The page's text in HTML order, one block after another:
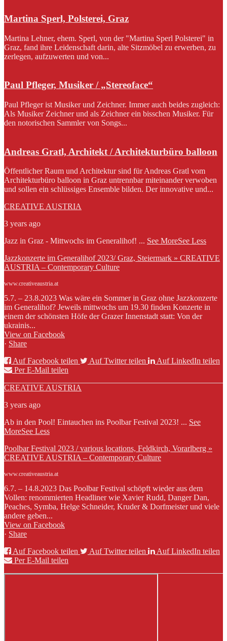
Martina Sperl, Polsterei, Graz
Martina Lehner, ehem. Sperl, von der "Martina Sperl Polsterei" in
Graz, fand ihre Leidenschaft darin, alte Sitzmöbel zu erwerben, zu
zerlegen, aufzuwerten und von...
Paul Pfleger, Musiker / „Stereoface“
Paul Pfleger ist Musiker und Zeichner. Immer auch beides zugleich:
Als Musiker Zeichner und als Zeichner ein bisschen Musiker. Für
den notorischen Sammler von Songs...
Andreas Gratl, Architekt / Architekturbüro balloon
Öffentlicher Raum und Architektur sind für Andreas Gratl vom
Architekturbüro balloon in Graz untrennbar miteinander verwoben
und sollen ein schlüssiges Ensemble bilden. Der innovative und...
CREATIVE AUSTRIA
3 years ago
Jazz in Graz - Mittwochs im Generalihof! ... See MoreSee Less
Jazzkonzerte im Generalihof 2023/ Graz, Steiermark » CREATIVE
AUSTRIA – Contemporary Culture
www.creativeaustria.at
5.7. – 23.8.2023 Was wäre ein Sommer in Graz ohne Jazzkonzerte
im Generalihof? Jeweils mittwochs um 19.30 finden Konzerte in
einem der schönsten Höfe der Grazer Innenstadt statt: Von der
ukrainis...
View on Facebook
· Share
Auf Facebook teilen
Auf Twitter teilen
Auf LinkedIn teilen
Per E-Mail teilen
CREATIVE AUSTRIA
3 years ago
Ab in den Pool! Eintauchen ins Poolbar Festival 2023! ... See
MoreSee Less
Poolbar Festival 2023 / various locations, Feldkirch, Vorarlberg »
CREATIVE AUSTRIA – Contemporary Culture
www.creativeaustria.at
6.7. – 14.8.2023 Das Poolbar Festival schöpft wieder aus dem
Vollen: renommierten Headliner wie Xavier Rudd, Danger Dan,
Peaches, Symba, Helge Schneider, Kruder & Dorfmeister und viele
andere geben...
View on Facebook
· Share
Auf Facebook teilen
Auf Twitter teilen
Auf LinkedIn teilen
Per E-Mail teilen